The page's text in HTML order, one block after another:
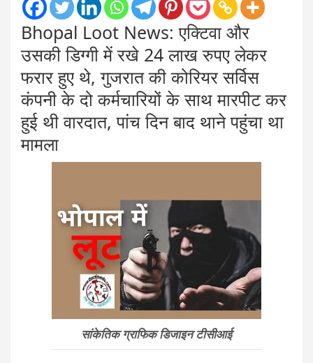
Bhopal Loot News: एक्टिवा और
उसकी डिग्गी में रखे 24 लाख रुपए लेकर
फरार हुए थे, गुजरात की कोरियर सर्विस
कंपनी के दो कर्मचारियों के साथ मारपीट कर
हुई थी वारदात, पांच दिन बाद थाने पहुंचा था
मामला
सांकेतिक ग्राफिक डिजाइन टीसीआई